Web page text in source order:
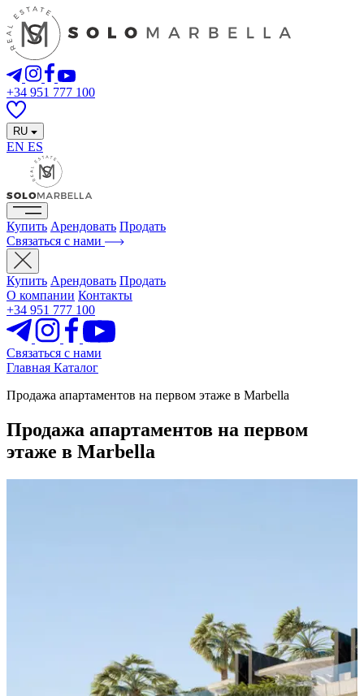
+34 951 777 100
RU
EN ES
Купить Арендовать Продать
Связаться с нами
Купить Арендовать Продать
О компании Контакты
+34 951 777 100
Связаться с нами
Главная Каталог
Продажа апартаментов на первом этаже в Marbella
Продажа апартаментов на первом
этаже в Marbella